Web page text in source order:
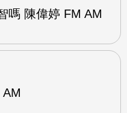
嗎 陳偉婷 FM AM